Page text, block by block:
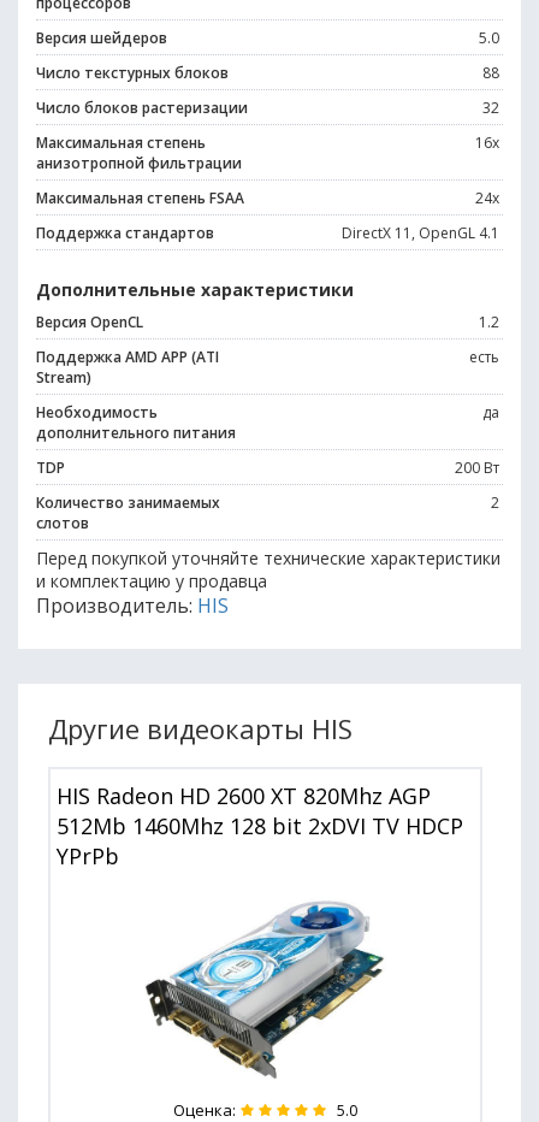
Версия шейдеров
5.0
Число текстурных блоков
88
Число блоков растеризации
32
Максимальная степень
анизотропной фильтрации
16x
Максимальная степень FSAA
24x
Поддержка стандартов
DirectX 11, OpenGL 4.1
Дополнительные характеристики
Версия OpenCL
1.2
Поддержка AMD APP (ATI
Stream)
есть
Необходимость
дополнительного питания
да
TDP
200 Вт
Количество занимаемых
слотов
2
Перед покупкой уточняйте технические характеристики
и комплектацию у продавца
Производитель: HIS
Другие видеокарты HIS
HIS Radeon HD 2600 XT 820Mhz AGP
512Mb 1460Mhz 128 bit 2xDVI TV HDCP
YPrPb
Оценка: 5.0